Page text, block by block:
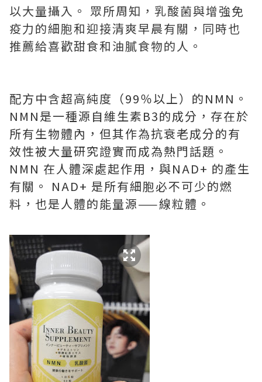
以大量攝入。 眾所周知，乳酸菌與增強免
疫力的細胞和迎接清爽早晨有關，同時也
推薦給喜歡甜食和油膩食物的人。
配方中含超高純度（99％以上）的NMN。
NMN是一種源自維生素B3的成分，存在於
所有生物體內，但其作為抗衰老成分的有
效性被大量研究證實而成為熱門話題。
NMN 在人體深處起作用，與NAD+ 的產生
有關。 NAD+ 是所有細胞必不可少的燃
料，也是人體的能量源——線粒體。